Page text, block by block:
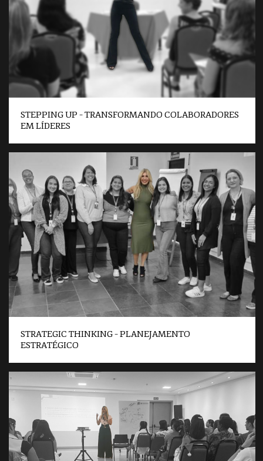
STEPPING UP – TRANSFORMANDO COLABORADORES
EM LÍDERES
STRATEGIC THINKING – PLANEJAMENTO
ESTRATÉGICO